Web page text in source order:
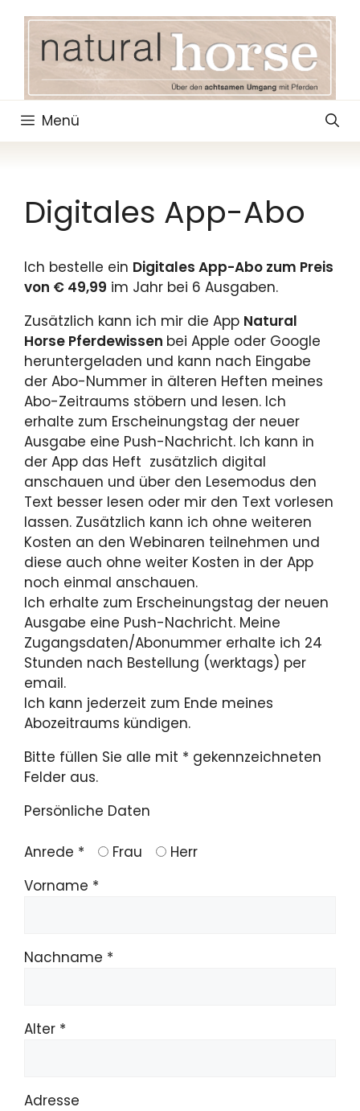
springen
Menü
Digitales App-Abo
Ich bestelle ein Digitales App-Abo zum Preis
von € 49,99 im Jahr bei 6 Ausgaben.
Zusätzlich kann ich mir die App Natural
Horse Pferdewissen bei Apple oder Google
heruntergeladen und kann nach Eingabe
der Abo-Nummer in älteren Heften meines
Abo-Zeitraums stöbern und lesen. Ich
erhalte zum Erscheinungstag der neuer
Ausgabe eine Push-Nachricht. Ich kann in
der App das Heft zusätzlich digital
anschauen und über den Lesemodus den
Text besser lesen oder mir den Text vorlesen
lassen. Zusätzlich kann ich ohne weiteren
Kosten an den Webinaren teilnehmen und
diese auch ohne weiter Kosten in der App
noch einmal anschauen.
Ich erhalte zum Erscheinungstag der neuen
Ausgabe eine Push-Nachricht. Meine
Zugangsdaten/Abonummer erhalte ich 24
Stunden nach Bestellung (werktags) per
email.
Ich kann jederzeit zum Ende meines
Abozeitraums kündigen.
Bitte füllen Sie alle mit * gekennzeichneten
Felder aus.
Persönliche Daten
Anrede * Frau
Herr
Vorname *
Nachname *
Alter *
Adresse